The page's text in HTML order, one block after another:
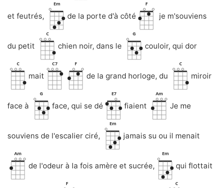
et feutrés,
Em
de la porte d'à côté
F
je m'souviens
du petit
C
chien noir, dans le
G
couloir, qui dor
C
mait
C7 F
de la grand horloge, du
C
miroir
face à
G
face, qui se dé
E7
fiaient
Am
Je me
souviens de l'escalier ciré,
Em
jamais su ou il menait
Am
de l'odeur à la fois amère et sucrée,
Em
qui flottait
F C